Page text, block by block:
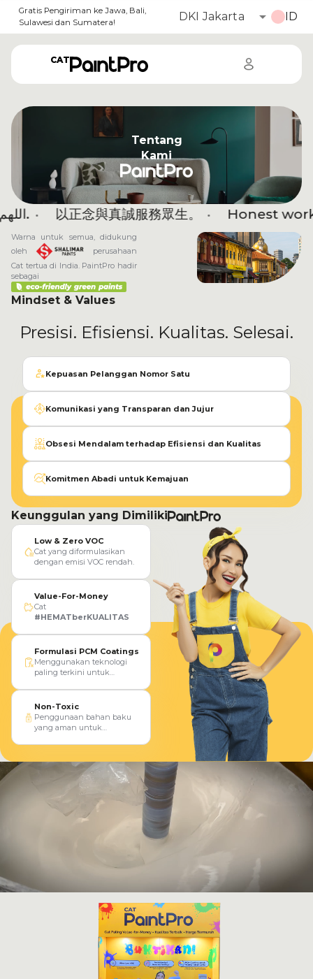
Gratis Pengiriman ke Jawa, Bali,
Sulawesi dan Sumatera!
DKI Jakarta
CAT
Tentang
Kami
以正念與真誠服務眾生。 • Honest work,
Warna untuk semua, didukung
oleh
perusahaan
Cat tertua di India. PaintPro hadir
sebagai
Mindset & Values
Presisi. Efisiensi. Kualitas. Selesai.
Kepuasan Pelanggan Nomor Satu
Komunikasi yang Transparan dan Jujur
Obsesi Mendalam terhadap Efisiensi dan Kualitas
Komitmen Abadi untuk Kemajuan
Keunggulan yang Dimiliki
Low & Zero VOC
Cat yang diformulasikan
dengan emisi VOC rendah.
Value-For-Money
Cat
#HEMATberKUALITAS
Formulasi PCM Coatings
Menggunakan teknologi
paling terkini untuk
Non-Toxic
Penggunaan bahan baku
yang aman untuk